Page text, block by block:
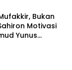
Bukan
Motivasi
Yunus